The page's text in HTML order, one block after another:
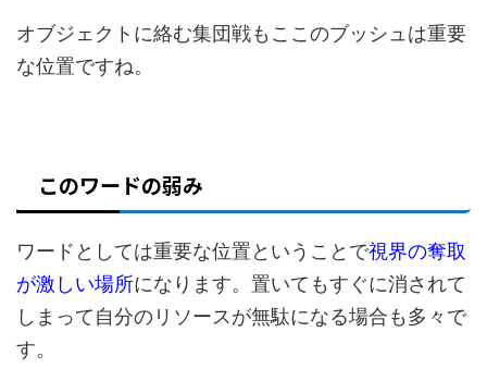
オブジェクトに絡む集団戦もここのブッシュは重要
な位置ですね。
このワードの弱み
ワードとしては重要な位置ということで視界の奪取
が激しい場所になります。置いてもすぐに消されて
しまって自分のリソースが無駄になる場合も多々で
す。